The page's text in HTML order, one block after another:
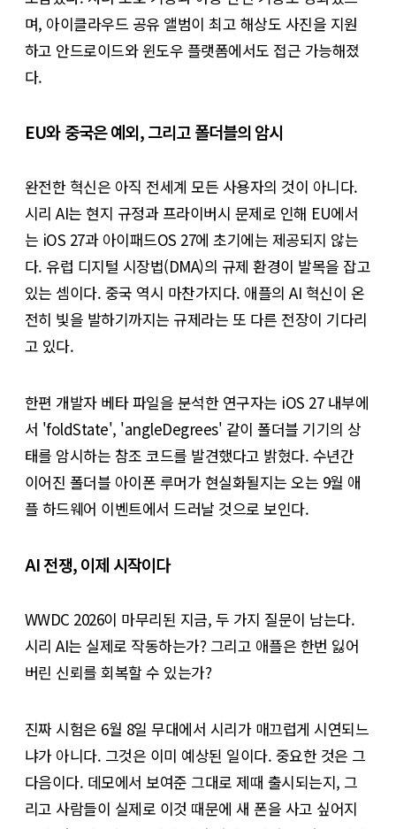
며, 아이클라우드 공유 앨범이 최고 해상도 사진을 지원
하고 안드로이드와 윈도우 플랫폼에서도 접근 가능해졌
다.
EU와 중국은 예외, 그리고 폴더블의 암시
완전한 혁신은 아직 전세계 모든 사용자의 것이 아니다.
시리 AI는 현지 규정과 프라이버시 문제로 인해 EU에서
는 iOS 27과 아이패드OS 27에 초기에는 제공되지 않는
다. 유럽 디지털 시장법(DMA)의 규제 환경이 발목을 잡고
있는 셈이다. 중국 역시 마찬가지다. 애플의 AI 혁신이 온
전히 빛을 발하기까지는 규제라는 또 다른 전장이 기다리
고 있다.
한편 개발자 베타 파일을 분석한 연구자는 iOS 27 내부에
서 'foldState', 'angleDegrees' 같이 폴더블 기기의 상
태를 암시하는 참조 코드를 발견했다고 밝혔다. 수년간
이어진 폴더블 아이폰 루머가 현실화될지는 오는 9월 애
플 하드웨어 이벤트에서 드러날 것으로 보인다.
AI 전쟁, 이제 시작이다
WWDC 2026이 마무리된 지금, 두 가지 질문이 남는다.
시리 AI는 실제로 작동하는가? 그리고 애플은 한번 잃어
버린 신뢰를 회복할 수 있는가?
진짜 시험은 6월 8일 무대에서 시리가 매끄럽게 시연되느
냐가 아니다. 그것은 이미 예상된 일이다. 중요한 것은 그
다음이다. 데모에서 보여준 그대로 제때 출시되는지, 그
리고 사람들이 실제로 이것 때문에 새 폰을 사고 싶어지